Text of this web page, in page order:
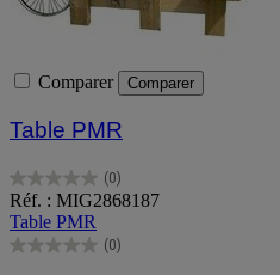
Comparer Comparer
Table PMR
(0)
0.0
sur
5
étoiles.
Réf. : MIG2868187
Table PMR
(0)
0.0